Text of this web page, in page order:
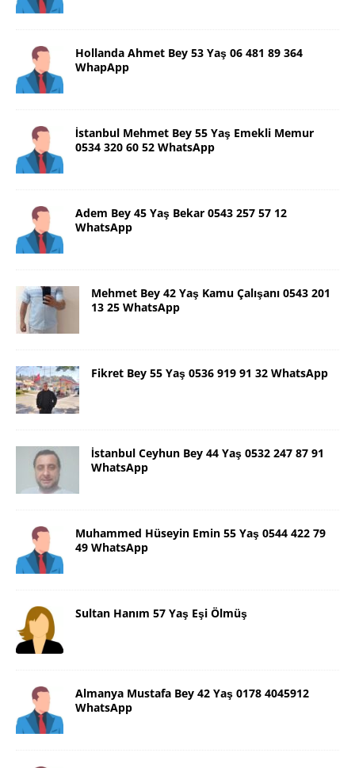
Hollanda Ahmet Bey 53 Yaş 06 481 89 364
WhapApp
İstanbul Mehmet Bey 55 Yaş Emekli Memur
0534 320 60 52 WhatsApp
Adem Bey 45 Yaş Bekar 0543 257 57 12
WhatsApp
Mehmet Bey 42 Yaş Kamu Çalışanı 0543 201
13 25 WhatsApp
Fikret Bey 55 Yaş 0536 919 91 32 WhatsApp
İstanbul Ceyhun Bey 44 Yaş 0532 247 87 91
WhatsApp
Muhammed Hüseyin Emin 55 Yaş 0544 422 79
49 WhatsApp
Sultan Hanım 57 Yaş Eşi Ölmüş
Almanya Mustafa Bey 42 Yaş 0178 4045912
WhatsApp